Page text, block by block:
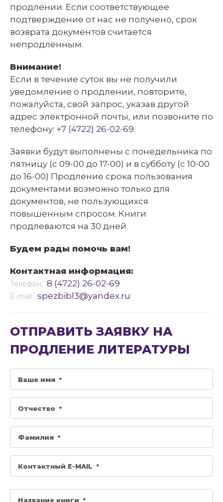
продлении. Если соответствующее
подтверждение от нас не получено, срок
возврата документов считается
непродлённым.
Внимание!
Если в течение суток вы не получили
уведомление о продлении, повторите,
пожалуйста, свой запрос, указав другой
адрес электронной почты, или позвоните по
телефону: +7 (4722) 26-02-69.
Заявки будут выполнены с понедельника по
пятницу (с 09-00 до 17-00) и в субботу (с 10-00
до 16-00) Продление срока пользования
документами возможно только для
документов, не пользующихся
повышенным спросом. Книги
продлеваются на 30 дней.
Будем рады помочь вам!
Контактная информация:
Телефон: 8 (4722) 26-02-69
E-mail: spezbibl3@yandex.ru
ОТПРАВИТЬ ЗАЯВКУ НА
ПРОДЛЕНИЕ ЛИТЕРАТУРЫ